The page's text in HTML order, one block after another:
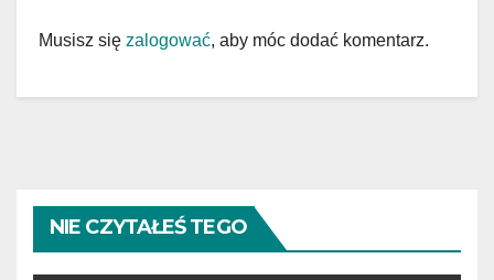
Musisz się zalogować, aby móc dodać komentarz.
NIE CZYTAŁEŚ TEGO